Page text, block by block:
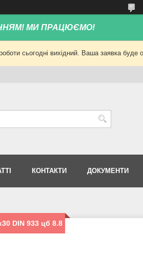
МИ ПРАЦЮЄМО!
сьогодні вихідний. Ваша заявка
КОНТАКТИ ДОКУМЕНТИ
DIN 933 цб 8.8